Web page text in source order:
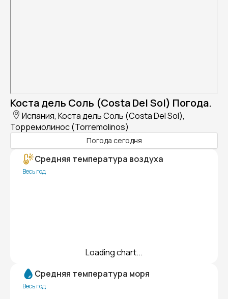
Коста дель Соль (Costa Del Sol) Погода.
Испания, Коста дель Соль (Costa Del Sol),
Торремолинос (Torremolinos)
Погода сегодня
Средняя температура воздуха
Весь год
Loading chart...
Средняя температура моря
Весь год